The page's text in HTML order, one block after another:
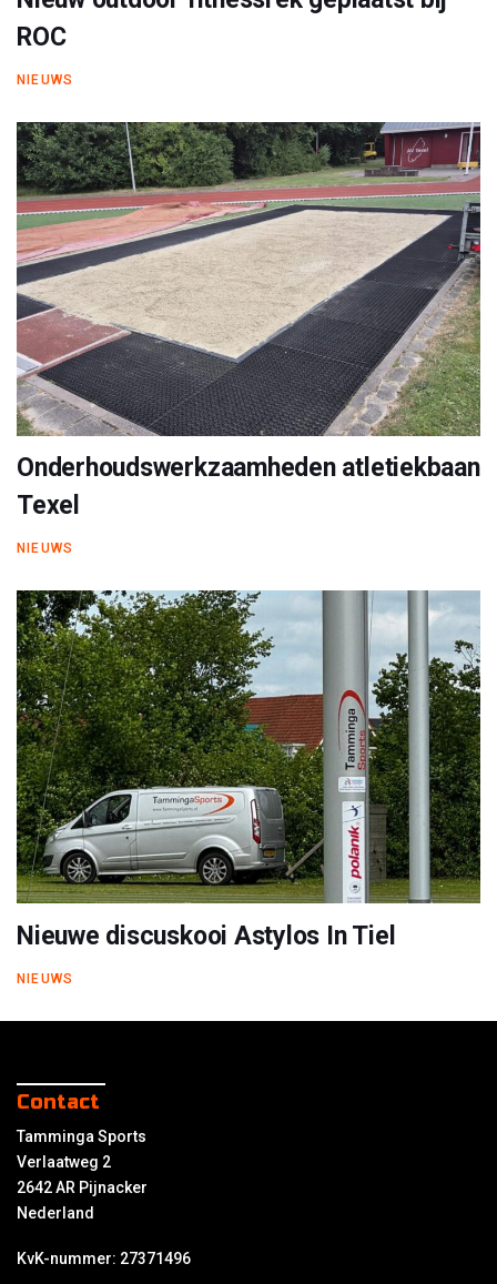
ROC
NIEUWS
Onderhoudswerkzaamheden atletiekbaan
Texel
NIEUWS
Nieuwe discuskooi Astylos In Tiel
NIEUWS
Contact
Tamminga Sports
Verlaatweg 2
2642 AR Pijnacker
Nederland
KvK-nummer: 27371496